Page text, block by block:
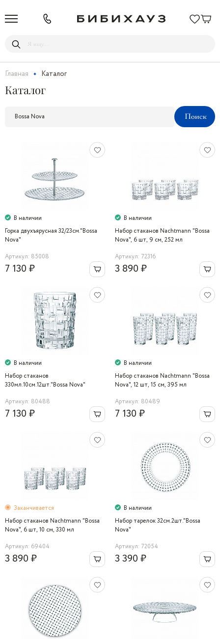
Главная Каталог
Каталог
В наличии
Горка двухъярусная 32/23см."Bossa
Nova"
Артикул: 85008
7 130 ₽
В наличии
Набор стаканов Nachtmann "Bossa
Nova", 6 шт, 9 см, 252 мл
Артикул: 72316
3 890 ₽
В наличии
Набор стаканов
330мл.10см.12шт."Bossa Nova"
Артикул: 80488
7 130 ₽
В наличии
Набор стаканов Nachtmann "Bossa
Nova", 12 шт, 15 см, 395 мл
Артикул: 80489
7 130 ₽
Заканчивается
Набор стаканов Nachtmann "Bossa
Nova", 6 шт, 10 см, 330 мл
Артикул: 69404
3 890 ₽
В наличии
Набор тарелок 32см.2шт."Bossa
Nova"
Артикул: 72054
3 390 ₽